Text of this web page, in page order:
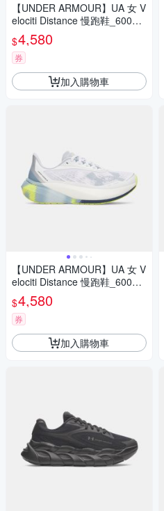
【UNDER ARMOUR】UA 女 V
elociti Distance 慢跑鞋_60060
31-002
$4,580
券
加入購物車
【UNDER ARMOUR】UA 女 V
elociti Distance 慢跑鞋_60060
31-107
$4,580
券
加入購物車